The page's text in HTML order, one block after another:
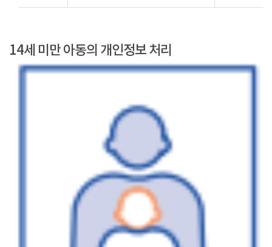
14세 미만 아동의 개인정보 처리